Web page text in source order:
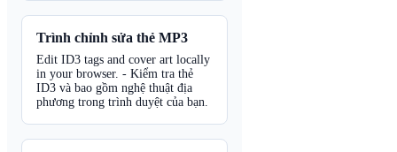
Trình chỉnh sửa thẻ MP3
Edit ID3 tags and cover art locally
in your browser. - Kiểm tra thẻ
ID3 và bao gồm nghệ thuật địa
phương trong trình duyệt của bạn.